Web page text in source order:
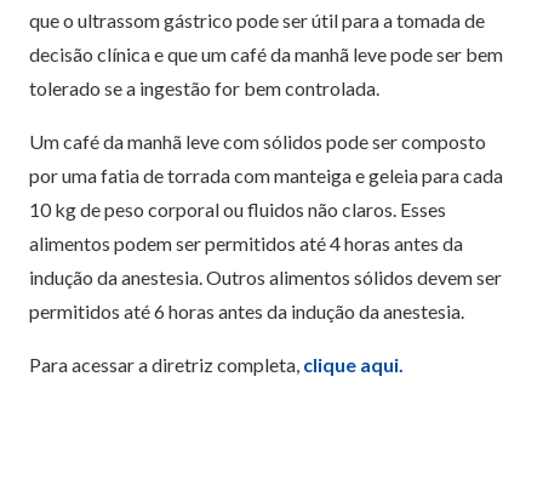
que o ultrassom gástrico pode ser útil para a tomada de
decisão clínica e que um café da manhã leve pode ser bem
tolerado se a ingestão for bem controlada.
Um café da manhã leve com sólidos pode ser composto
por uma fatia de torrada com manteiga e geleia para cada
10 kg de peso corporal ou fluidos não claros. Esses
alimentos podem ser permitidos até 4 horas antes da
indução da anestesia. Outros alimentos sólidos devem ser
permitidos até 6 horas antes da indução da anestesia.
Para acessar a diretriz completa, clique aqui.